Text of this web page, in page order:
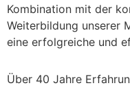
Kombination mit der
Weiterbildung unserer
eine erfolgreiche und
Über 40 Jahre